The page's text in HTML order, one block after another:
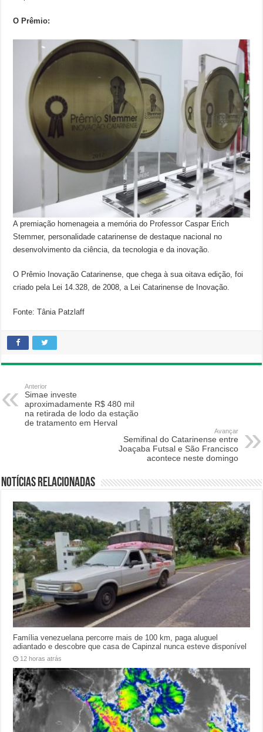
O Prêmio:
A premiação homenageia a memória do Professor Caspar Erich
Stemmer, personalidade catarinense de destaque nacional no
desenvolvimento da ciência, da tecnologia e da inovação.
O Prêmio Inovação Catarinense, que chega à sua oitava edição, foi
criado pela Lei 14.328, de 2008, a Lei Catarinense de Inovação.
Fonte: Tânia Patzlaff
Anterior
Simae investe
aproximadamente R$ 480 mil
na retirada de lodo da estação
de tratamento em Herval
Avançar
Semifinal do Catarinense entre
Joaçaba Futsal e São Francisco
acontece neste domingo
Notícias relacionadas
Família venezuelana percorre mais de 100 km, paga aluguel
adiantado e descobre que casa de Capinzal nunca esteve disponível
12 horas atrás